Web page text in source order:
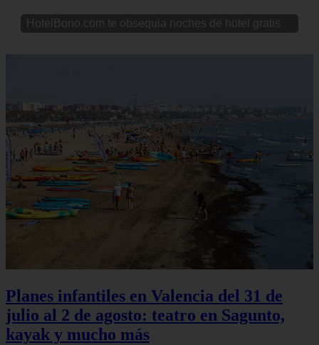
HotelBono.com te obsequia noches de hotel gratis
Planes infantiles en Valencia del 31 de
julio al 2 de agosto: teatro en Sagunto,
kayak y mucho más